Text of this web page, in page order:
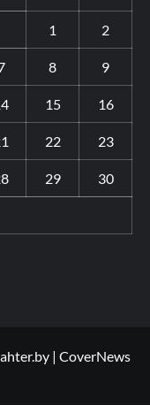
1 2
8 9
15 16
22 23
29 30
| CoverNews